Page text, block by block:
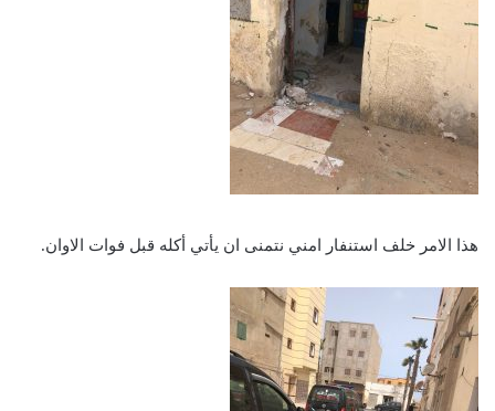
هذا الامر خلف استنفار امني نتمنى ان يأتي أكله قبل فوات الاوان.